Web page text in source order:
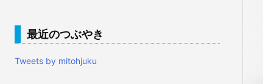
最近のつぶやき
Tweets by mitohjuku